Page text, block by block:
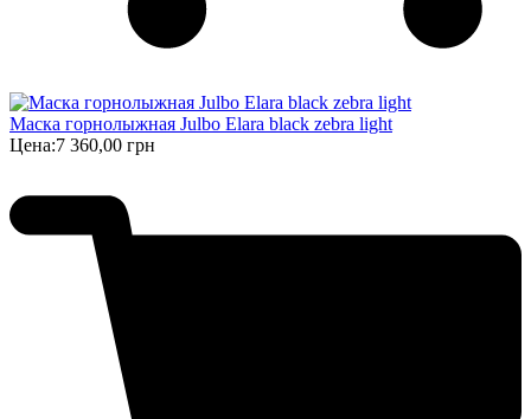
Маска горнолыжная Julbo Elara black zebra light
Цена:7 360,00 грн